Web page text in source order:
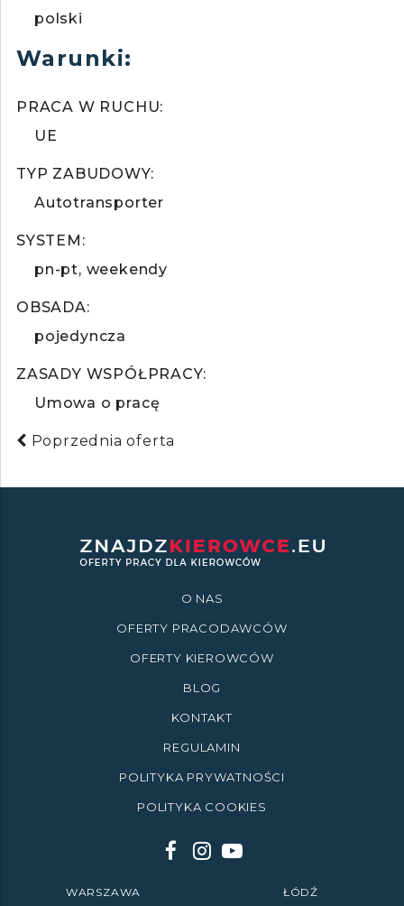
polski
Warunki:
PRACA W RUCHU:
UE
TYP ZABUDOWY:
Autotransporter
SYSTEM:
pn-pt weekendy
OBSADA:
pojedyncza
ZASADY WSPÓŁPRACY:
Umowa o pracę
Poprzednia oferta
O NAS
OFERTY PRACODAWCÓW
OFERTY KIEROWCÓW
BLOG
KONTAKT
REGULAMIN
POLITYKA PRYWATNOŚCI
POLITYKA COOKIES
WARSZAWA ŁÓDŹ